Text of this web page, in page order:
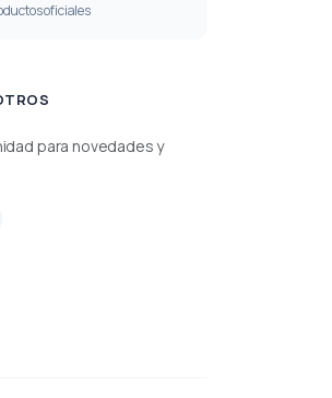
oficiales
para novedades y